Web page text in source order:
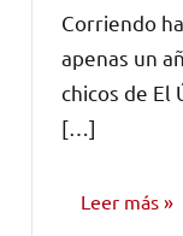
comentarios
Corriendo
apenas un
chicos de El
[…]
Leer más